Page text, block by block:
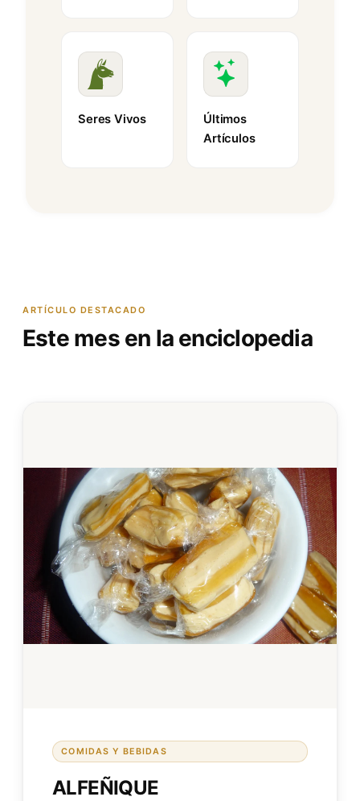
Seres Vivos
Últimos
Artículos
ARTÍCULO DESTACADO
Este mes en la enciclopedia
COMIDAS Y BEBIDAS
ALFEÑIQUE